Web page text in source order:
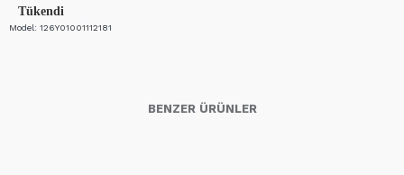
Tükendi
Model: 126Y01001112181
BENZER ÜRÜNLER